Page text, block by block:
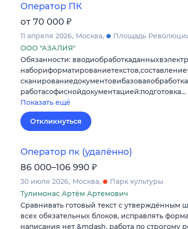
Оператор ПК
от 70 000 ₽
11 апреля 2026 Москва
Площадь
ООО "АЗАЛИЯ"
Обязанности:
работасофиснойдокументацией:подготовка…
Показать ещё
Откликнуться
Оператор пк (удалённо)
86 000–106 990 ₽
30 июля 2026 Москва
Парк культуры
Тулимонас Артём Артемович
Сравнивать готовый текст с утверждённым
всех обязательных блоков, исправлять
написания нет &mdash, работа по строгому